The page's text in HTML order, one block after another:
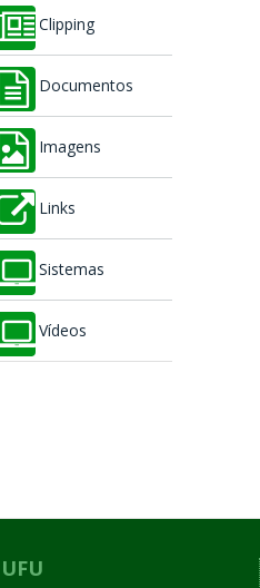
Clipping
Documentos
Imagens
Links
Sistemas
Vídeos
UFU